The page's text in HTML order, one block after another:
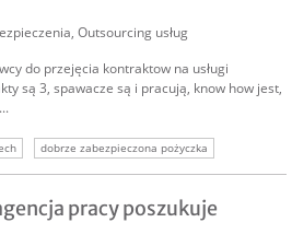
, Outsourcing usług
do przejęcia kontraktow na usługi
są 3, spawacze są i pracują, know how jest,
dobrze zabezpieczona pożyczka
pracy poszukuje